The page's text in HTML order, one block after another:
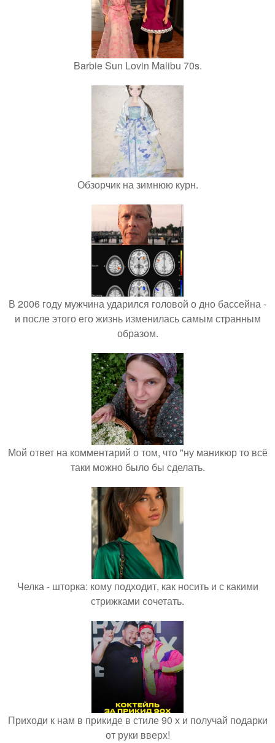
Barbie Sun Lovin Malibu 70s.
Обзорчик на зимнюю курн.
В 2006 году мужчина ударился головой о дно бассейна -
и после этого его жизнь изменилась самым странным
образом.
Мой ответ на комментарий о том, что "ну маникюр то всё
таки можно было бы сделать.
Челка - шторка: кому подходит, как носить и с какими
стрижками сочетать.
Приходи к нам в прикиде в стиле 90 х и получай подарки
от руки вверх!